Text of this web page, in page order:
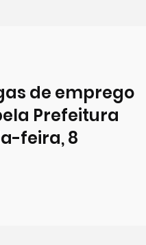
de emprego
Prefeitura
feira, 8